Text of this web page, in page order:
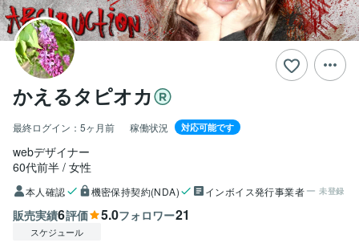
かえるタピオカ
最終ログイン： 5ヶ月前 稼働状況 対応可能です
webデザイナー
60代前半 女性
本人確認 機密保持契約(NDA) インボイス発行事業者 未登録
販売実績6評価 5.0フォロワー21
スケジュール